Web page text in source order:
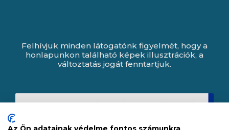
Felhívjuk minden látogatónk figyelmét, hogy a
honlapunkon található képek illusztrációk, a
változtatás jogát fenntartjuk.